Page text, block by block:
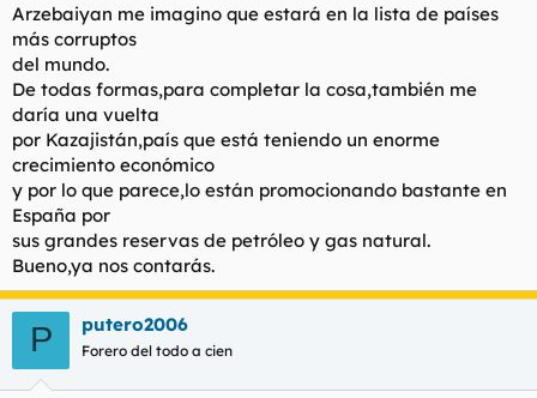
Arzebaiyan me imagino que estará en la lista de países
más corruptos
del mundo.
De todas formas,para completar la cosa,también me
daría una vuelta
por Kazajistán,país que está teniendo un enorme
crecimiento económico
y por lo que parece,lo están promocionando bastante en
España por
sus grandes reservas de petróleo y gas natural.
Bueno,ya nos contarás.
P putero2006
Forero del todo a cien